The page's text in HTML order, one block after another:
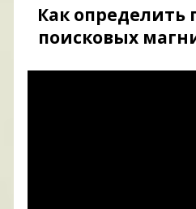
Как определить
поисковых